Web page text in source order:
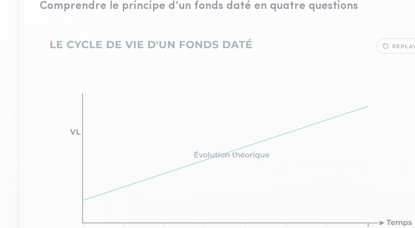
Comprendre le principe d’un fonds daté en quatre questions